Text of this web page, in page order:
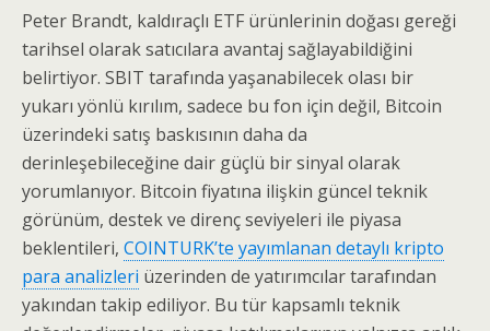
Peter Brandt, kaldıraçlı ETF ürünlerinin doğası gereği
tarihsel olarak satıcılara avantaj sağlayabildiğini
belirtiyor. SBIT tarafında yaşanabilecek olası bir
yukarı yönlü kırılım, sadece bu fon için değil, Bitcoin
üzerindeki satış baskısının daha da
derinleşebileceğine dair güçlü bir sinyal olarak
yorumlanıyor. Bitcoin fiyatına ilişkin güncel teknik
görünüm, destek ve direnç seviyeleri ile piyasa
beklentileri, COINTURK’te yayımlanan detaylı kripto
para analizleri üzerinden de yatırımcılar tarafından
yakından takip ediliyor. Bu tür kapsamlı teknik